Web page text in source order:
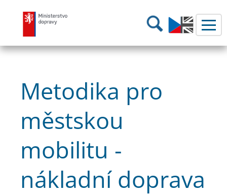
Ministerstvo dopravy Hledání
Metodika pro
městskou
mobilitu -
nákladní doprava